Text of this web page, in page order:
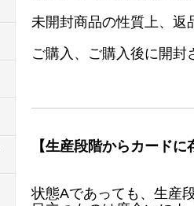
未開封商品の性質上、返
ご購入、ご購入後に開封
【生産段階からカード
状態Aであっても、生産